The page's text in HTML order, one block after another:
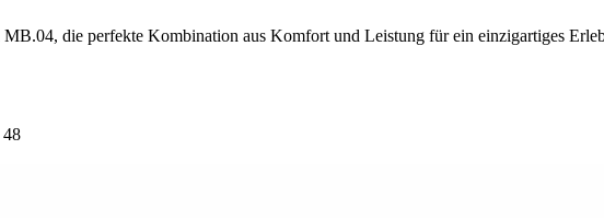
MB.04, die perfekte Kombination aus Komfort und Leistung für ein einzigartiges
48